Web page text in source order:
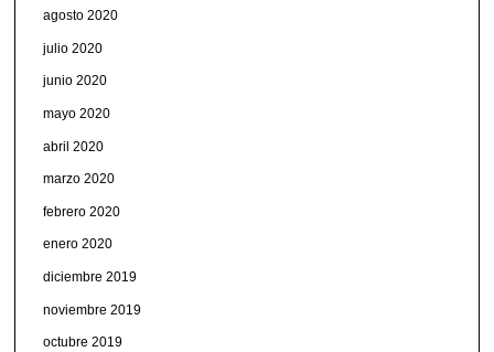
agosto 2020
julio 2020
junio 2020
mayo 2020
abril 2020
marzo 2020
febrero 2020
enero 2020
diciembre 2019
noviembre 2019
octubre 2019